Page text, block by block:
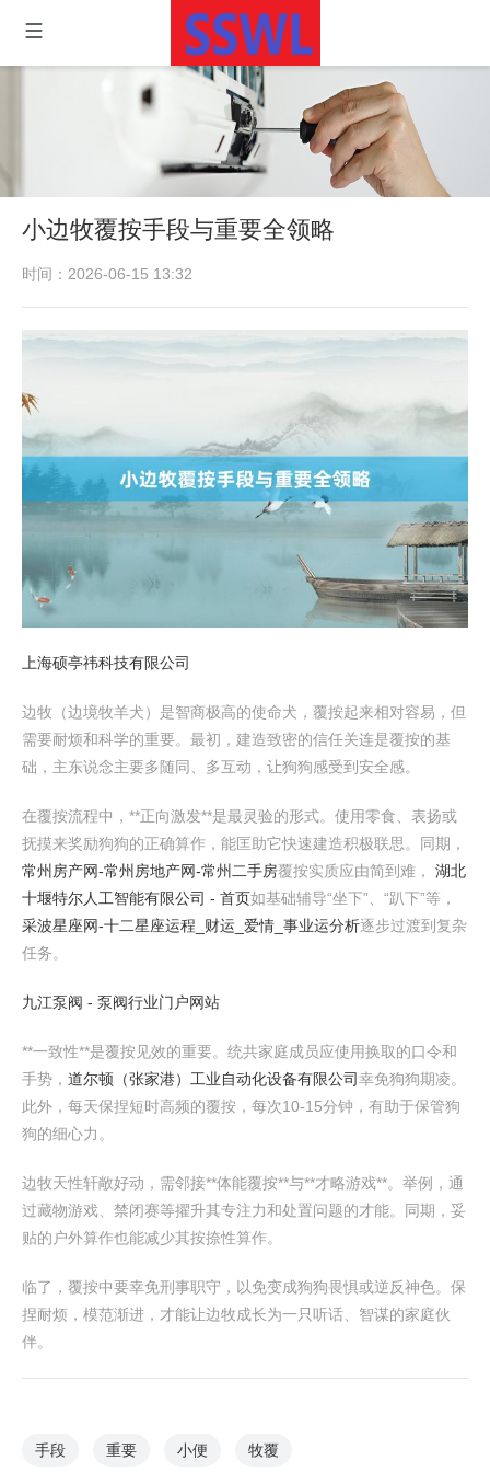
小边牧覆按手段与重要全领略
时间：2026-06-15 13:32
上海硕亭祎科技有限公司
边牧（边境牧羊犬）是智商极高的使命犬，覆按起来相对容易，但
需要耐烦和科学的重要。最初，建造致密的信任关连是覆按的基
础，主东说念主要多随同、多互动，让狗狗感受到安全感。
在覆按流程中，**正向激发**是最灵验的形式。使用零食、表扬或
抚摸来奖励狗狗的正确算作，能匡助它快速建造积极联思。同期，
常州房产网-常州房地产网-常州二手房覆按实质应由简到难， 湖北
十堰特尔人工智能有限公司 - 首页如基础辅导“坐下”、“趴下”等，
采波星座网-十二星座运程_财运_爱情_事业运分析逐步过渡到复杂
任务。
九江泵阀 - 泵阀行业门户网站
**一致性**是覆按见效的重要。统共家庭成员应使用换取的口令和
手势， 道尔顿（张家港）工业自动化设备有限公司幸免狗狗期凌。
此外，每天保捏短时高频的覆按，每次10-15分钟，有助于保管狗
狗的细心力。
边牧天性轩敞好动，需邻接**体能覆按**与**才略游戏**。举例，通
过藏物游戏、禁闭赛等擢升其专注力和处置问题的才能。同期，妥
贴的户外算作也能减少其按捺性算作。
临了，覆按中要幸免刑事职守，以免变成狗狗畏惧或逆反神色。保
捏耐烦，模范渐进，才能让边牧成长为一只听话、智谋的家庭伙
伴。
手段 重要 小便 牧覆